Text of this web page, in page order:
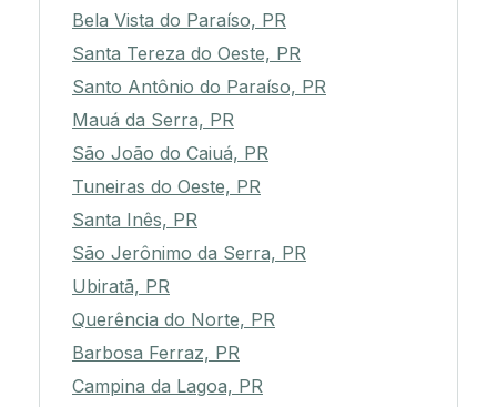
Bela Vista do Paraíso, PR
Santa Tereza do Oeste, PR
Santo Antônio do Paraíso, PR
Mauá da Serra, PR
São João do Caiuá, PR
Tuneiras do Oeste, PR
Santa Inês, PR
São Jerônimo da Serra, PR
Ubiratã, PR
Querência do Norte, PR
Barbosa Ferraz, PR
Campina da Lagoa, PR